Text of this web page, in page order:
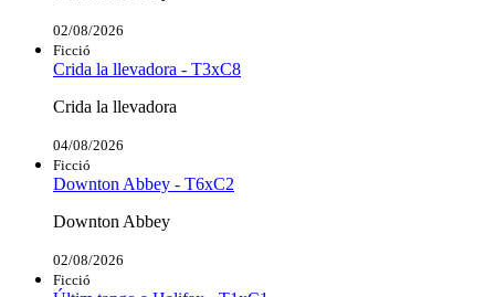
02/08/2026
Ficció
Crida la llevadora - T3xC8
Crida la llevadora
04/08/2026
Ficció
Downton Abbey - T6xC2
Downton Abbey
02/08/2026
Ficció